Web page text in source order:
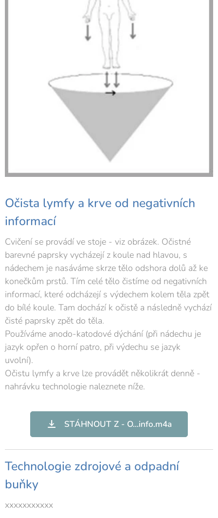
Očista lymfy a krve od negativních
informací
Cvičení se provádí ve stoje - viz obrázek. Očistné
barevné paprsky vycházejí z koule nad hlavou, s
nádechem je nasáváme skrze tělo odshora dolů až ke
konečkům prstů. Tím celé tělo čistíme od negativních
informací, které odcházejí s výdechem kolem těla zpět
do bílé koule. Tam dochází k očistě a následně vychází
čisté paprsky zpět do těla.
Používáme anodo-katodové dýchání (při nádechu je
jazyk opřen o horní patro, při výdechu se jazyk
uvolní).
Očistu lymfy a krve lze provádět několikrát denně -
nahrávku technologie naleznete níže.
STÁHNOUT Z - O...info.m4a
Technologie zdrojové a odpadní
buňky
xxxxxxxxxxx